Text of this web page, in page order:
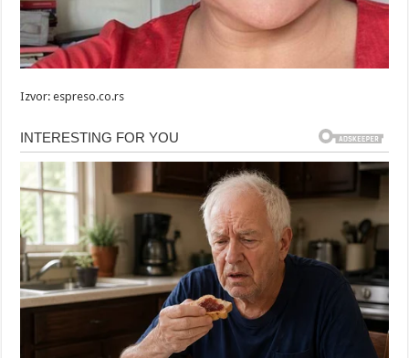
Izvor: espreso.co.rs